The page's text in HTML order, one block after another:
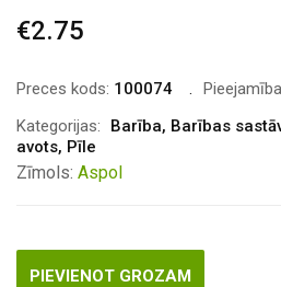
€2.75
Preces kods: 100074
Kategorijas:
Barība, Barības
avots, Pīle
Zīmols: Aspol
PIEVIENOT GROZAM